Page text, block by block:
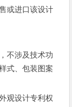
或进口该设计
不涉及技术功
式、包装图案
观设计专利权